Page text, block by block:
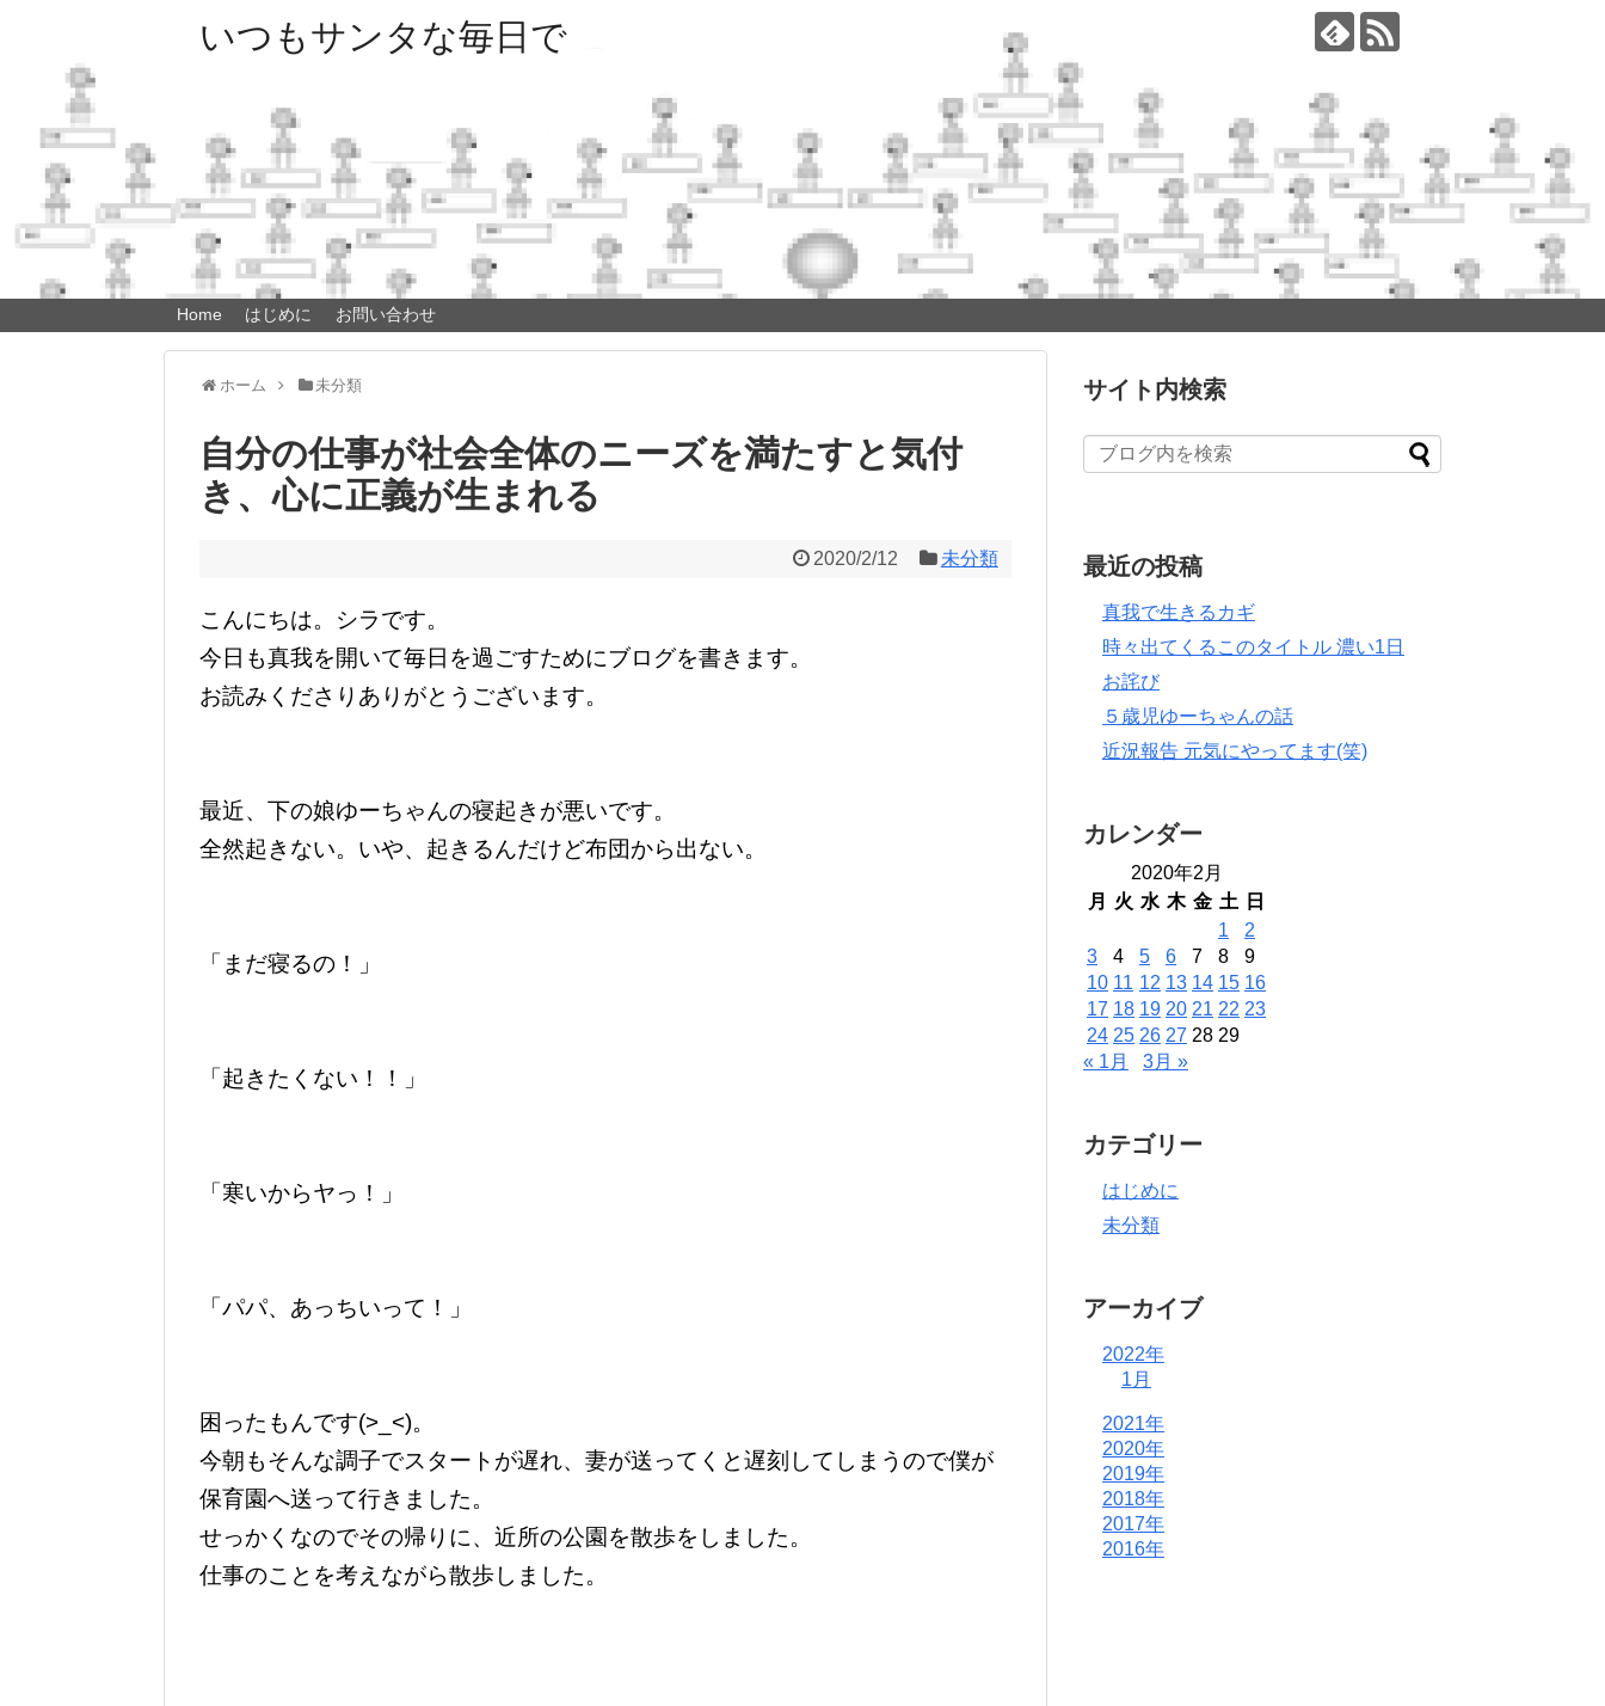
いつもサンタな毎日で
Home はじめに お問い合わせ
ホーム 未分類
自分の仕事が社会全体のニーズを満たすと気付
き、心に正義が生まれる
2020/2/12 未分類
こんにちは。シラです。
今日も真我を開いて毎日を過ごすためにブログを書きます。
お読みくださりありがとうございます。
最近、下の娘ゆーちゃんの寝起きが悪いです。
全然起きない。いや、起きるんだけど布団から出ない。
「まだ寝るの！」
「起きたくない！！」
「寒いからヤっ！」
「パパ、あっちいって！」
困ったもんです(>_<)。
今朝もそんな調子でスタートが遅れ、妻が送ってくと遅刻してしまうので僕が
保育園へ送って行きました。
せっかくなのでその帰りに、近所の公園を散歩をしました。
仕事のことを考えながら散歩しました。
サイト内検索
最近の投稿
真我で生きるカギ
時々出てくるこのタイトル 濃い1日
お詫び
５歳児ゆーちゃんの話
近況報告 元気にやってます(笑)
カレンダー
2020年2月
月
火 水 木 金 土
日
1
2
3
4 5 6 7 8
9
10 11 12 13 14 15 16
17 18 19 20 21 22 23
24 25 26 27 28 29
« 1月
3月 »
カテゴリー
はじめに
未分類
アーカイブ
2022年
1月
2021年
2020年
2019年
2018年
2017年
2016年